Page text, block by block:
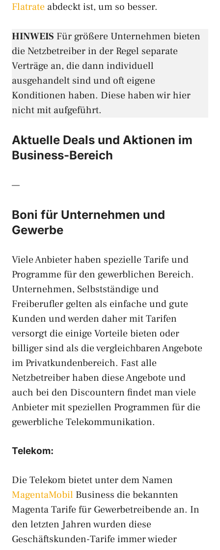
Flatrate abdeckt ist, um so besser.
HINWEIS Für größere Unternehmen bieten
die Netzbetreiber in der Regel separate
Verträge an, die dann individuell
ausgehandelt sind und oft eigene
Konditionen haben. Diese haben wir hier
nicht mit aufgeführt.
Aktuelle Deals und Aktionen im
Business-Bereich
—
Boni für Unternehmen und
Gewerbe
Viele Anbieter haben spezielle Tarife und
Programme für den gewerblichen Bereich.
Unternehmen, Selbstständige und
Freiberufler gelten als einfache und gute
Kunden und werden daher mit Tarifen
versorgt die einige Vorteile bieten oder
billiger sind als die vergleichbaren Angebote
im Privatkundenbereich. Fast alle
Netzbetreiber haben diese Angebote und
auch bei den Discountern findet man viele
Anbieter mit speziellen Programmen für die
gewerbliche Telekommunikation.
Telekom:
Die Telekom bietet unter dem Namen
MagentaMobil Business die bekannten
Magenta Tarife für Gewerbetreibende an. In
den letzten Jahren wurden diese
Geschäftskunden-Tarife immer wieder